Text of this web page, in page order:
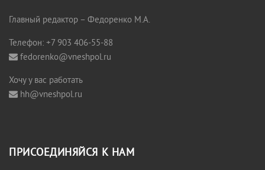
Главный редактор – Федоренко М.А.
Телефон: +7 903 406-55-88
fedorenko@vneshpol.ru
Хочу у вас работать
hh@vneshpol.ru
ПРИСОЕДИНЯЙСЯ К НАМ